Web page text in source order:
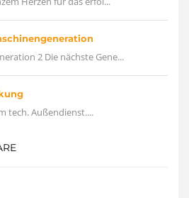
2 Die nächste Gene...
tech. Außendienst....